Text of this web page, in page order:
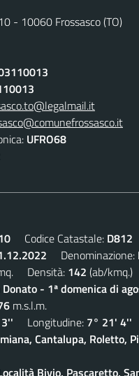
- 10060 Frossasco (TO)
UFRO68
Codice Catastale: D812
Denominazione:
Densità: 142 (ab/kmq.)
Donato - 1ª domenica di
m.s.l.m.
Longitudine: 7° 21' 4''
Cantalupa, Roletto,
Bivio, Pascaretto,